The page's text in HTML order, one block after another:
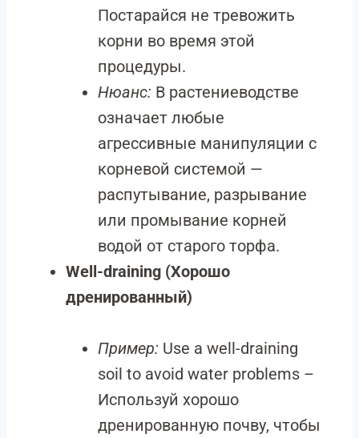
Постарайся не тревожить
корни во время этой
процедуры.
Нюанс: В растениеводстве
означает любые
агрессивные манипуляции с
корневой системой —
распутывание, разрывание
или промывание корней
водой от старого торфа.
Well-draining (Хорошо
дренированный)
Пример: Use a well-draining
soil to avoid water problems –
Используй хорошо
дренированную почву, чтобы